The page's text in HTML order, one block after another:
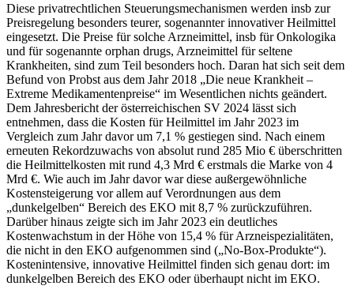
Diese privatrechtlichen Steuerungsmechanismen werden insb zur
Preisregelung besonders teurer, sogenannter innovativer Heilmittel
eingesetzt. Die Preise für solche Arzneimittel, insb für Onkologika
und für sogenannte orphan drugs, Arzneimittel für seltene
Krankheiten, sind zum Teil besonders hoch. Daran hat sich seit dem
Befund von Probst aus dem Jahr 2018 „Die neue Krankheit –
Extreme Medikamentenpreise“ im Wesentlichen nichts geändert.
Dem Jahresbericht der österreichischen SV 2024 lässt sich
entnehmen, dass die Kosten für Heilmittel im Jahr 2023 im
Vergleich zum Jahr davor um 7,1 % gestiegen sind. Nach einem
erneuten Rekordzuwachs von absolut rund 285 Mio € überschritten
die Heilmittelkosten mit rund 4,3 Mrd € erstmals die Marke von 4
Mrd €. Wie auch im Jahr davor war diese außergewöhnliche
Kostensteigerung vor allem auf Verordnungen aus dem
„dunkelgelben“ Bereich des EKO mit 8,7 % zurückzuführen.
Darüber hinaus zeigte sich im Jahr 2023 ein deutliches
Kostenwachstum in der Höhe von 15,4 % für Arzneispezialitäten,
die nicht in den EKO aufgenommen sind („No-Box-Produkte“).
Kostenintensive, innovative Heilmittel finden sich genau dort: im
dunkelgelben Bereich des EKO oder überhaupt nicht im EKO.